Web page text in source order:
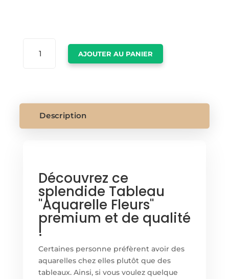
AJOUTER AU PANIER
Description
Découvrez ce
splendide Tableau
"Aquarelle Fleurs"
premium et de qualité
!
Certaines personne préfèrent avoir des
aquarelles chez elles plutôt que des
tableaux. Ainsi, si vous voulez quelque